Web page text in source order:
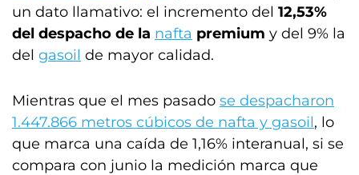
un dato llamativo: el incremento del 12,53%
del despacho de la nafta premium y del 9% la
del gasoil de mayor calidad.
Mientras que el mes pasado se despacharon
1.447.866 metros cúbicos de nafta y gasoil, lo
que marca una caída de 1,16% interanual, si se
compara con junio la medición marca que